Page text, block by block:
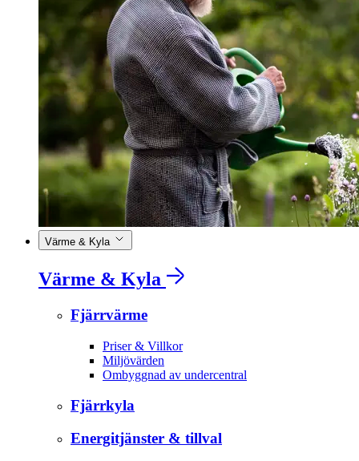
Värme & Kyla
Värme & Kyla
Fjärrvärme
Priser & Villkor
Miljövärden
Ombyggnad av undercentral
Fjärrkyla
Energitjänster & tillval